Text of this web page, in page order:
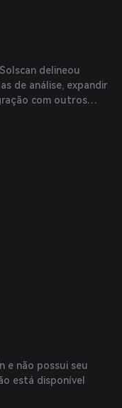
delineou
de análise, expandir
com outros
e não possui seu
está disponível